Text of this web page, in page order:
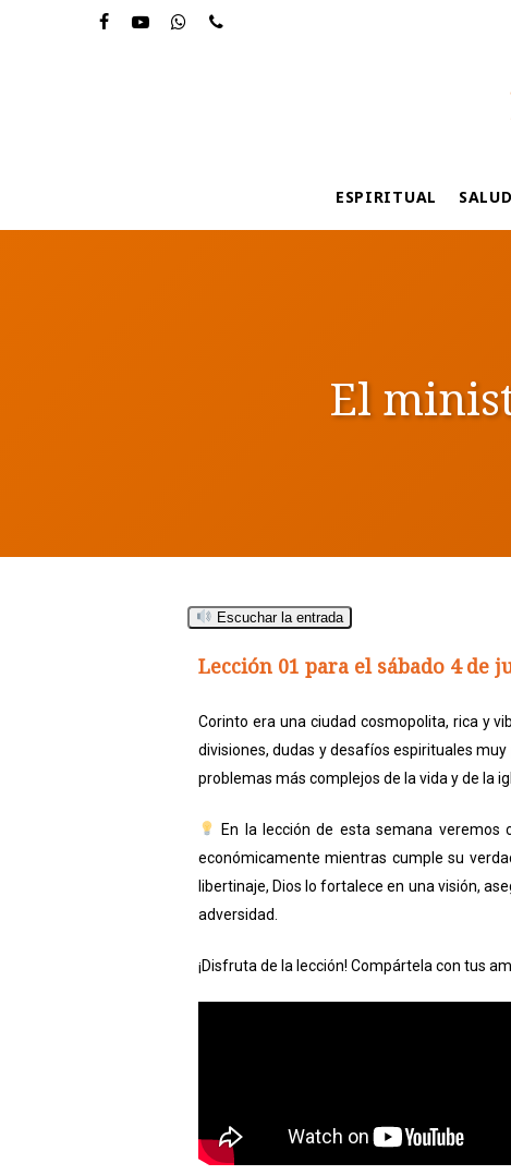
ESPIRITUAL SALUD
El
Escuchar la entrada
Lección 01 para el sábado 4 de
Corinto era una ciudad cosmopolita, rica y
divisiones, dudas y desafíos espirituales
problemas más complejos de la vida y de la
En la lección de esta semana
económicamente mientras cumple su
libertinaje, Dios lo fortalece en una visión,
adversidad.
¡Disfruta de la lección! Compártela con tus